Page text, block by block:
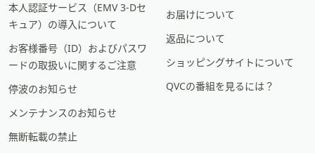
本人認証サービス（EMV 3-Dセ
キュア）の導入について
お客様番号（ID）およびパスワ
ードの取扱いに関するご注意
停波のお知らせ
メンテナンスのお知らせ
無断転載の禁止
お届けについて
返品について
ショッピングサイトについて
QVCの番組を見るには？